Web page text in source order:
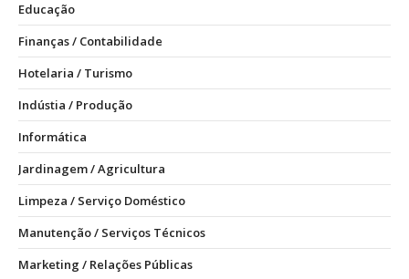
Educação
Finanças / Contabilidade
Hotelaria / Turismo
Indústia / Produção
Informática
Jardinagem / Agricultura
Limpeza / Serviço Doméstico
Manutenção / Serviços Técnicos
Marketing / Relações Públicas